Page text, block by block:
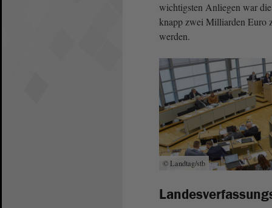
wichtigsten Anliegen war
knapp zwei Milliarden Euro
werden.
© Landtag/stb